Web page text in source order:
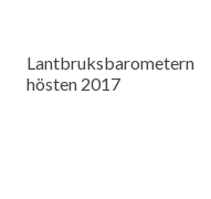
Lantbruksbarometern
hösten 2017